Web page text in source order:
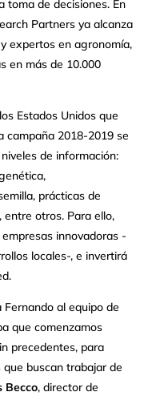
toma de decisiones. En
Partners ya alcanza
expertos en agronomía,
en más de 10.000
Estados Unidos que
campaña 2018-2019 se
de información:
prácticas de
entre otros. Para ello,
innovadoras -
locales-, e invertirá
al equipo de
que comenzamos
precedentes, para
buscan trabajar de
Becco, director de